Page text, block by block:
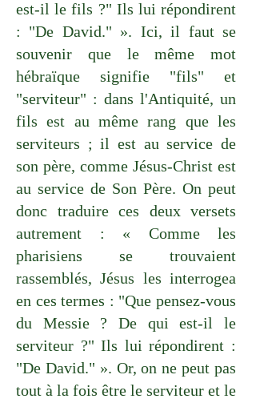
est-il le fils ?" Ils lui répondirent
: "De David." ». Ici, il faut se
souvenir que le même mot
hébraïque signifie "fils" et
"serviteur" : dans l'Antiquité, un
fils est au même rang que les
serviteurs ; il est au service de
son père, comme Jésus-Christ est
au service de Son Père. On peut
donc traduire ces deux versets
autrement : « Comme les
pharisiens se trouvaient
rassemblés, Jésus les interrogea
en ces termes : "Que pensez-vous
du Messie ? De qui est-il le
serviteur ?" Ils lui répondirent :
"De David." ». Or, on ne peut pas
tout à la fois être le serviteur et le